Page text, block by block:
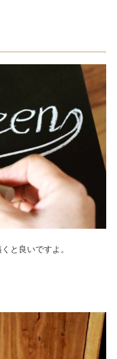
と良いですよ。